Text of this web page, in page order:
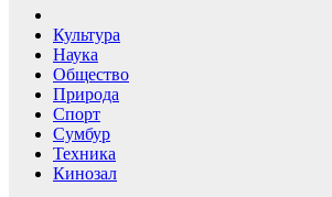
Культура
Наука
Общество
Природа
Спорт
Сумбур
Техника
Кинозал